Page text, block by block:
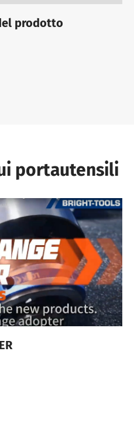
prodotto
portautensili